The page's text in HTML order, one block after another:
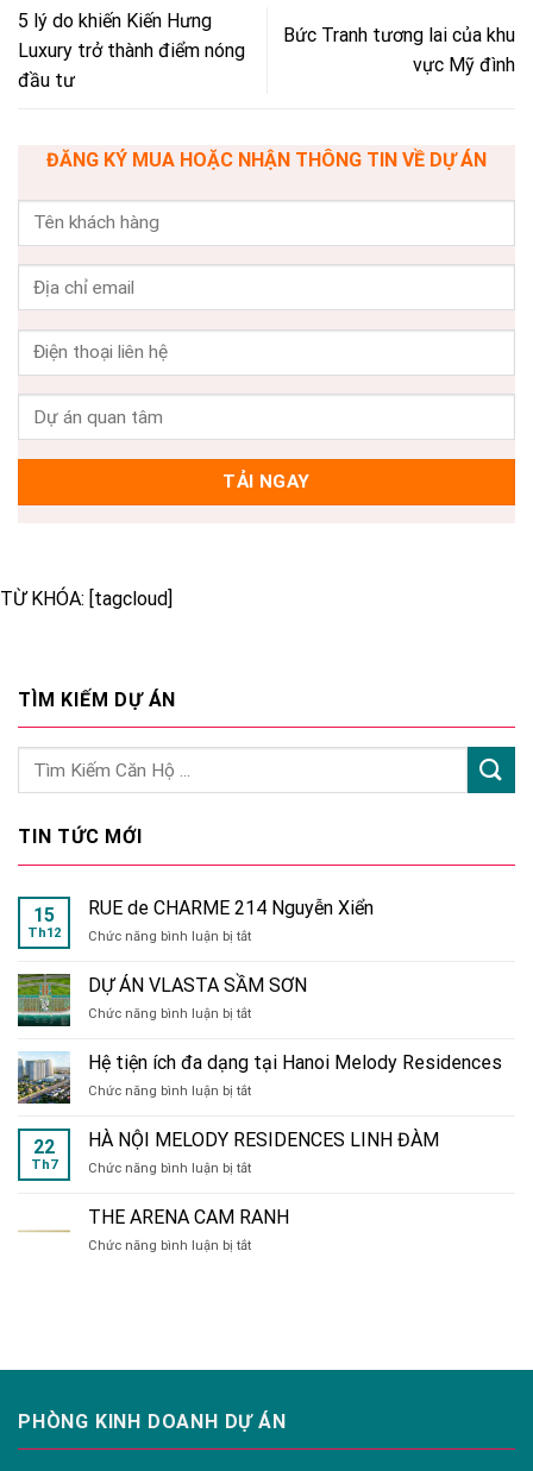
5 lý do khiến Kiến Hưng
Luxury trở thành điểm nóng
đầu tư
Bức Tranh tương lai của khu
vực Mỹ đình
ĐĂNG KÝ MUA HOẶC NHẬN THÔNG TIN VỀ DỰ ÁN
TỪ KHÓA: [tagcloud]
TÌM KIẾM DỰ ÁN
TIN TỨC MỚI
15
Th12
RUE de CHARME 214 Nguyễn Xiển
Chức năng bình luận bị tắtở
de
CHARME
214
Xiển
DỰ ÁN VLASTA SẦM SƠN
Chức năng bình luận bị tắtở
ÁN
VLASTA
SẦM
Hệ tiện ích đa dạng tại Hanoi Melody Residences
Chức năng bình luận bị tắtở
tiện
ích
đa
tại
Melody
22
Th7
HÀ NỘI MELODY RESIDENCES LINH ĐÀM
Chức năng bình luận bị tắtở
NỘI
MELODY
RESIDENCES
THE ARENA CAM RANH
Chức năng bình luận bị tắtở
PHÒNG KINH DOANH DỰ ÁN